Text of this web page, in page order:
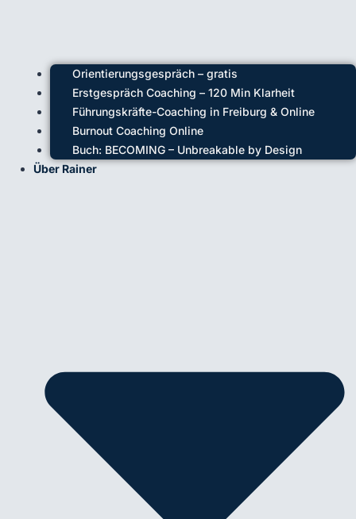
Orientierungsgespräch – gratis
Erstgespräch Coaching – 120 Min Klarheit
Führungskräfte-Coaching in Freiburg & Online
Burnout Coaching Online
Buch: BECOMING – Unbreakable by Design
Über Rainer